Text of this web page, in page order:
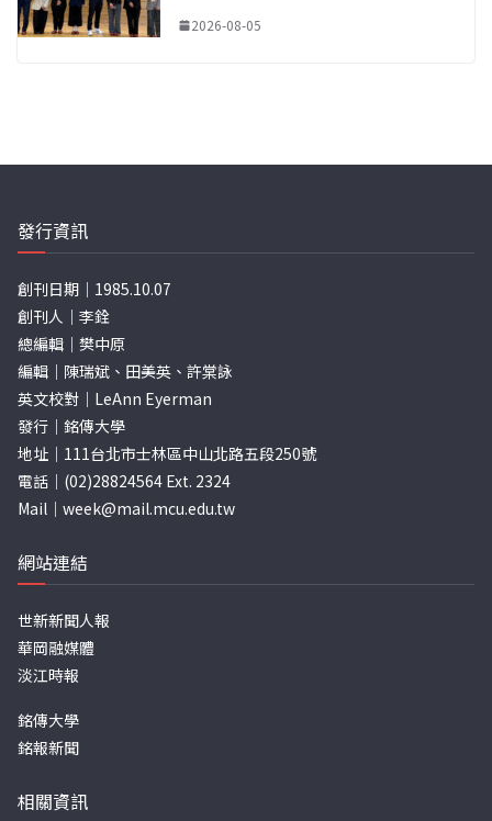
2026-08-05
發行資訊
創刊日期｜1985.10.07
創刊人｜李銓
總編輯｜樊中原
編輯｜陳瑞斌、田美英、許棠詠
英文校對｜LeAnn Eyerman
發行｜銘傳大學
地址｜111台北市士林區中山北路五段250號
電話｜(02)28824564 Ext. 2324
Mail｜ week@mail.mcu.edu.tw
網站連結
世新新聞人報
華岡融媒體
淡江時報
銘傳大學
銘報新聞
相關資訊